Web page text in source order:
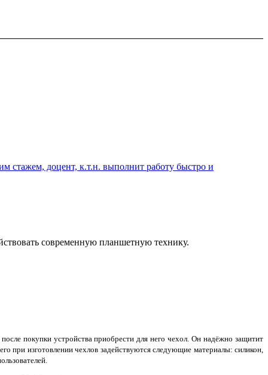
стажем, доцент, к.т.н. выполнит работу быстро и
современную планшетную технику.
покупки устройства приобрести для него чехол. Он надёжно защитит
при изготовлении чехлов задействуются следующие материалы: силикон,